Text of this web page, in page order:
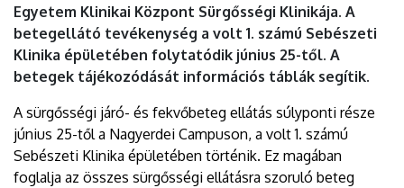
Egyetem Klinikai Központ Sürgősségi Klinikája. A
betegellátó tevékenység a volt 1. számú Sebészeti
Klinika épületében folytatódik június 25-től. A
betegek tájékozódását információs táblák segítik.
A sürgősségi járó- és fekvőbeteg ellátás súlyponti része
június 25-től a Nagyerdei Campuson, a volt 1. számú
Sebészeti Klinika épületében történik. Ez magában
foglalja az összes sürgősségi ellátásra szoruló beteg